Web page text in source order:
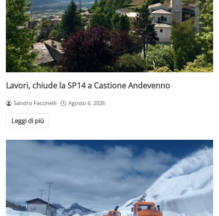
Lavori, chiude la SP14 a Castione Andevenno
Sandro Faccinelli Agosto 6, 2026
Leggi di più